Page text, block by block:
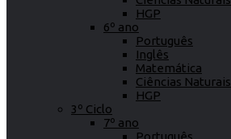
HGP
6º ano
Português
Inglês
Matemática
Ciências Naturais
HGP
3º Ciclo
7º ano